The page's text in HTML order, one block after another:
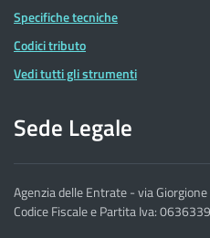
Specifiche tecniche
Codici tributo
Vedi tutti gli strumenti
Sede Legale
Agenzia delle Entrate - via
Codice Fiscale e Partita Iva: